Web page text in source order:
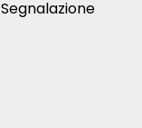
Segnalazione